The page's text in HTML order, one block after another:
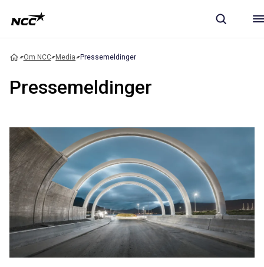
Om NCC Media Pressemeldinger
Pressemeldinger